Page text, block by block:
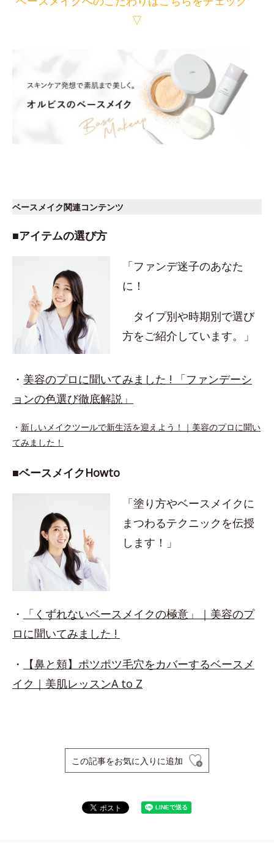
▽
ベースメイク関連コンテンツ
■アイテムの選び方
「ファンデ迷子のあなた
に！
タイプ別や時期別で選び
方をご紹介しています。」
・ 美容のプロに聞いてみました ! 「ファンデーシ
ョンの色選び徹底解説」
・ 新しいメイクツールで新生活を迎えよう！｜美容のプロに聞い
てみました！
■ベースメイクHowto
「塗り方やベースメイクに
まつわるテクニックを伝授
します！」
・
「くずれないベースメイクの極意」｜美容のプ
ロに聞いてみました !
・
【鼻と頬】ポツポツ毛穴をカバーするベースメ
イク｜美肌レッスンA to Z
この記事をお気に入りに追加